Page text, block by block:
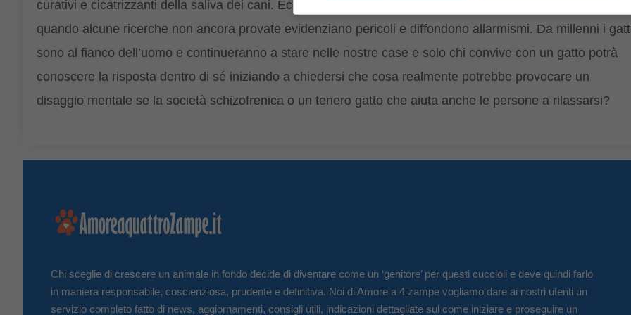
curativi e cicatrizzanti della saliva dei cani. Ecco perché, è sempre meglio riservare dei dubbi e perplessità
quando alcune ricerche non ancora provate evidenziano pericoli e diffondono allarmismi. Da millenni i
sono al fianco dell’uomo e continueranno a stare nelle nostre case e solo chi convive con un gatto potrà
conoscere la risposta dentro di sé iniziando a chiedersi che cosa realmente potrebbe provocare un
disaggio mentale se la società schizofrenica o un tenero gatto che aiuta anche le persone a rilassarsi?
Chi sceglie di crescere un animale in fondo decide di diventare come un ‘genitore’ per questi cuccioli e deve quindi farlo
in maniera responsabile, coscienziosa, prudente e definitiva. Noi di Amore a 4 zampe vogliamo dare ai nostri utenti un
servizio completo fatto di news, aggiornamenti, consigli utili, indicazioni dettagliate sul come iniziare e proseguire un